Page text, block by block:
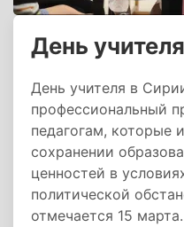
День
День учителя в
профессиональный
педагогам, которые
сохранении
ценностей в
политической
отмечается 15